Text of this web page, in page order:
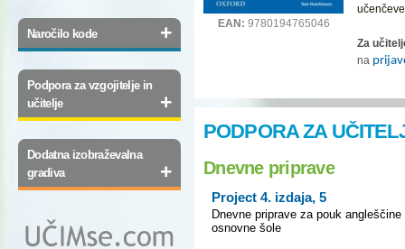
Naročilo kode +
Podpora za vzgojitelje in
učitelje
+
Dodatna izobraževalna
gradiva
+
EAN: 9780194765046
Za
na
PODPORA ZA
Dnevne priprave
Project 4. izdaja, 5
Dnevne priprave za pouk
osnovne šole